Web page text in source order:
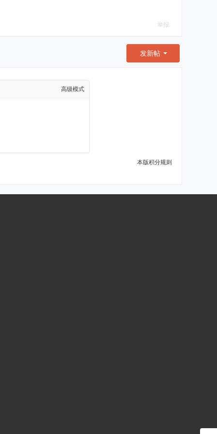
举报
发新帖
高级模式
本版积分规则